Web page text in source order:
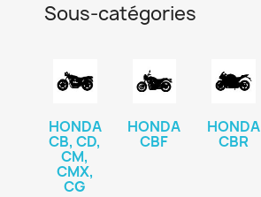
Sous-catégories
HONDA
CB, CD,
CM,
CMX,
CG
HONDA
CBF
HONDA
CBR